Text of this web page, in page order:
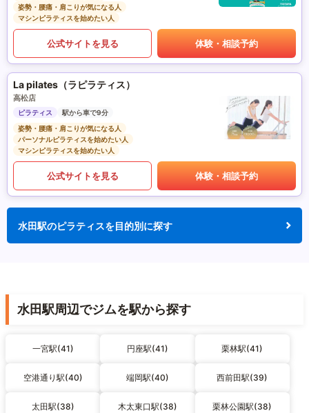
姿勢・腰痛・肩こりが気になる人
マシンピラティスを始めたい人
公式サイトを見る 体験・相談予約
La pilates（ラピラティス）
高松店
ピラティス
駅から車で9分
姿勢・腰痛・肩こりが気になる人
パーソナルピラティスを始めたい人
マシンピラティスを始めたい人
公式サイトを見る 体験・相談予約
水田駅のピラティスを目的別に探す
水田駅周辺でジムを駅から探す
一宮駅(41) 円座駅(41) 栗林駅(41)
空港通り駅(40) 端岡駅(40) 西前田駅(39)
太田駅(38) 木太東口駅(38) 栗林公園駅(38)